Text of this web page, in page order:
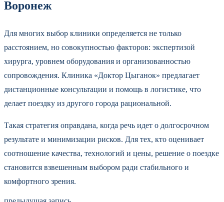
Воронеж
Для многих выбор клиники определяется не только
расстоянием, но совокупностью факторов: экспертизой
хирурга, уровнем оборудования и организованностью
сопровождения. Клиника «Доктор Цыганок» предлагает
дистанционные консультации и помощь в логистике, что
делает поездку из другого города рациональной.
Такая стратегия оправдана, когда речь идет о долгосрочном
результате и минимизации рисков. Для тех, кто оценивает
соотношение качества, технологий и цены, решение о поездке
становится взвешенным выбором ради стабильного и
комфортного зрения.